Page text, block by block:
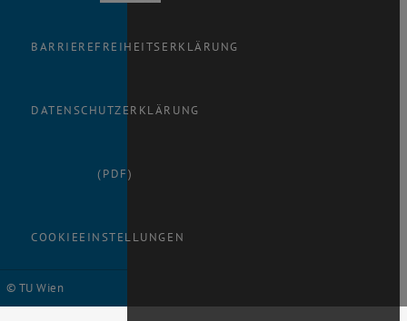
© TU Wien
BARRIEREFREIHEITSERKLÄRUNG
DATENSCHUTZERKLÄRUNG
(PDF)
COOKIEEINSTELLUNGEN